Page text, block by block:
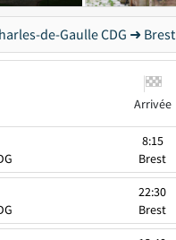
de-Gaulle CDG ➜ Brest
Arrivée
8:15
Brest
22:30
Brest